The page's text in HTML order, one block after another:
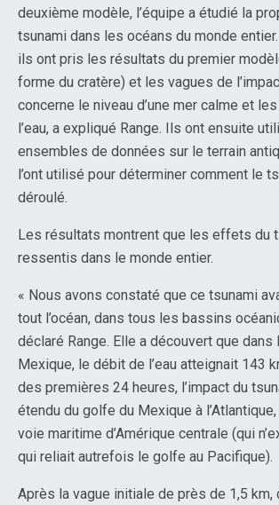
deuxième modèle, l’équipe a étudié la
tsunami dans les océans du monde
ils ont pris les résultats du premier
forme du cratère) et les vagues de
concerne le niveau d’une mer calme et
l’eau, a expliqué Range. Ils ont ensuite
ensembles de données sur le terrain
l’ont utilisé pour déterminer comment le
déroulé.
Les résultats montrent que les effets du
ressentis dans le monde entier.
« Nous avons constaté que ce tsunami
tout l’océan, dans tous les bassins
déclaré Range. Elle a découvert que dans
Mexique, le débit de l’eau atteignait 143
des premières 24 heures, l’impact du
étendu du golfe du Mexique à
voie maritime d’Amérique centrale (qui
qui reliait autrefois le golfe au Pacifique).
Après la vague initiale de près de 1,5 km,